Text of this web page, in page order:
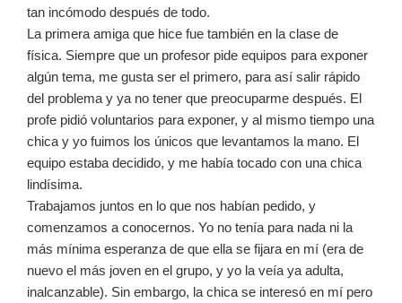
tan incómodo después de todo.
La primera amiga que hice fue también en la clase de
física. Siempre que un profesor pide equipos para exponer
algún tema, me gusta ser el primero, para así salir rápido
del problema y ya no tener que preocuparme después. El
profe pidió voluntarios para exponer, y al mismo tiempo una
chica y yo fuimos los únicos que levantamos la mano. El
equipo estaba decidido, y me había tocado con una chica
lindísima.
Trabajamos juntos en lo que nos habían pedido, y
comenzamos a conocernos. Yo no tenía para nada ni la
más mínima esperanza de que ella se fijara en mí (era de
nuevo el más joven en el grupo, y yo la veía ya adulta,
inalcanzable). Sin embargo, la chica se interesó en mí pero